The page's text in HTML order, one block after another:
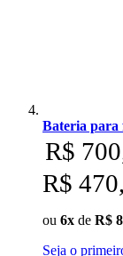
Bateria para
R$
R$
ou 6x de R$
Seja o